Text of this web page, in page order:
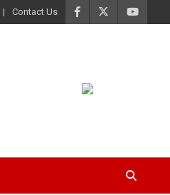
Contact Us